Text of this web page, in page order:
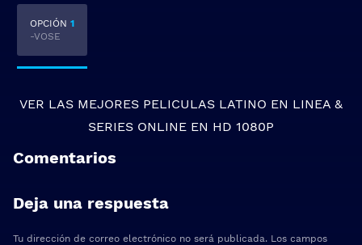
OPCIÓN 1
-VOSE
VER LAS MEJORES PELICULAS LATINO EN LINEA &
SERIES ONLINE EN HD 1080P
Comentarios
Deja una respuesta
Tu dirección de correo electrónico no será publicada. Los campos